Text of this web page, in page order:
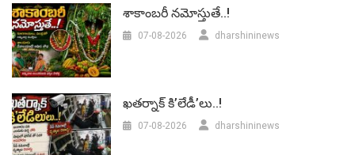
శాకాంబరీ నమోస్తుతే..!
07-08-2026 dharshininews
ఖతర్నాక్ కి’లేడీ’లు..!
07-08-2026 dharshininews